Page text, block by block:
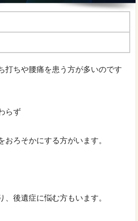
打ちや腰痛を患う方が多いのです
らず
おろそかにする方がいます。
、後遺症に悩む方もいます。